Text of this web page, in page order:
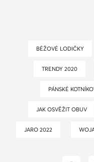
BÉŽOVÉ LODIČKY
TRENDY 2020
PÁNSKÉ
JAK OSVĚŽIT OBUV
JARO 2022